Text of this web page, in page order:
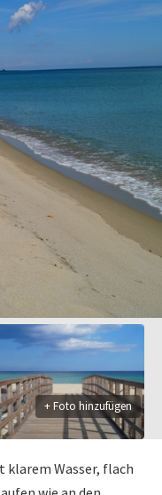
+ Foto hinzufügen
Wasser, flach